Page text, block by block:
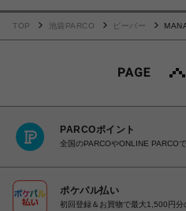
TOP 池袋PARCO ビーバー
PARCOポイント
全国のPARCOやONLINE PARCO
ポケパル払い
初回登録＆お買物で最大1,500円分